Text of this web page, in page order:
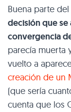
Buena parte
decisión que
convergencia
parecía muerta
vuelto a
creación de un
(que sería
cuenta que los